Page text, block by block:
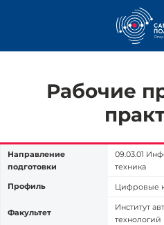
Рабочие
Направление
подготовки
09.03.01
техника
Профиль
Цифровые
Факультет
Институт
технологий